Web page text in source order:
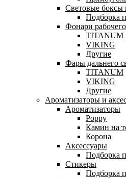
Световые боксы
Подборка
Фонари рабочего
TITANUM
VIKING
Другие
Фары дальнего
TITANUM
VIKING
Другие
Ароматизаторы и
Ароматизаторы
Poppy
Камин на
Корона
Аксессуары
Подборка
Стикеры
Подборка